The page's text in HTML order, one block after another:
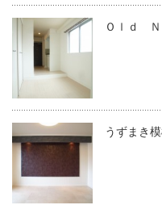
Ｏｌｄ Ｎ
うずまき